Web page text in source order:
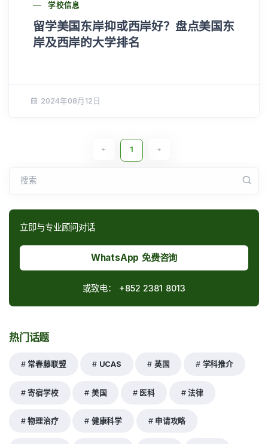
学校信息
留学美国东岸抑或西岸好？盘点美国东
岸及西岸的大学排名
2024年08月12日
1
搜索
立即与专业顾问对话
WhatsApp 免费咨询
或致电： +852 2381 8013
热门话题
常春藤联盟 UCAS 英国 学科推介
寄宿学校 美国 医科 法律
物理治疗 健康科学 申请攻略